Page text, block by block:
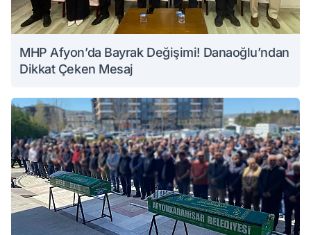
MHP Afyon’da Bayrak Değişimi! Danaoğlu’ndan
Dikkat Çeken Mesaj